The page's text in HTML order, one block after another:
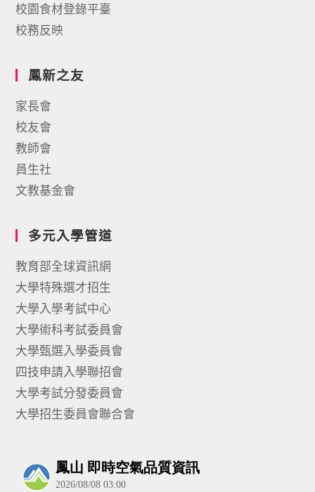
校園食材登錄平臺
校務反映
鳳新之友
家長會
校友會
教師會
員生社
文教基金會
多元入學管道
教育部全球資訊網
大學特殊選才招生
大學入學考試中心
大學術科考試委員會
大學甄選入學委員會
四技申請入學聯招會
大學考試分發委員會
大學招生委員會聯合會